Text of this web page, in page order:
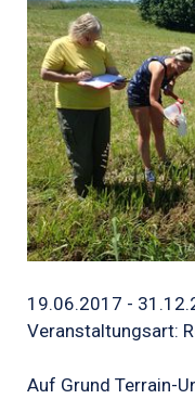
19.06.2017 -
Veranstaltungsart:
Auf Grund Terrain-